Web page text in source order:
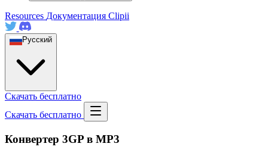
Resources Документация Clipii
Русский
Скачать бесплатно
Скачать бесплатно
Конвертер 3GP в MP3